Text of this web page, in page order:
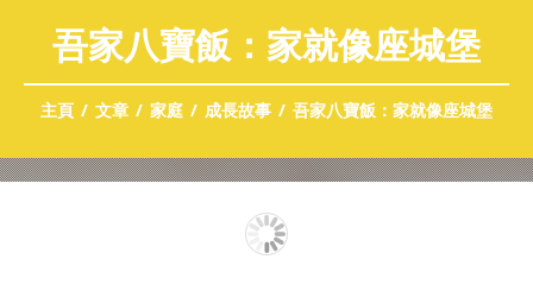
吾家八寶飯：家就像座城堡
主頁 文章 家庭 成長故事 吾家八寶飯：家就像座城堡